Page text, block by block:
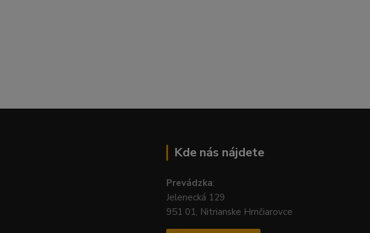
Kde nás nájdete
Prevádzka:
Jelenecká 129
951 01, Nitrianske Hrnčiarovce